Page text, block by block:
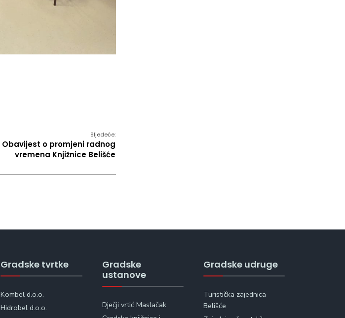
Sljedeće:
Obavijest o promjeni radnog
vremena Knjižnice Belišće
Gradske tvrtke
Kombel d.o.o.
Hidrobel d.o.o.
Gradske
ustanove
Dječji vrtić Maslačak
Gradske udruge
Turistička zajednica
Belišće